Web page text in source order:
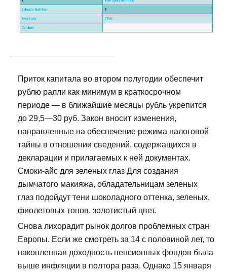
Приток капитала во втором полугодии обеспечит
рублю ралли как минимум в краткосрочном
периоде — в ближайшие месяцы рубль укрепится
до 29,5—30 руб. Закон вносит изменения,
направленные на обеспечение режима налоговой
тайны в отношении сведений, содержащихся в
декларации и прилагаемых к ней документах.
Смоки-айс для зеленых глаз Для создания
дымчатого макияжа, обладательницам зеленых
глаз подойдут тени шоколадного оттенка, зеленых,
фиолетовых тонов, золотистый цвет.
Снова лихорадит рынок долгов проблемных стран
Европы. Если же смотреть за 14 с половиной лет, то
накопленная доходность пенсионных фондов была
выше инфляции в полтора раза. Однако 15 января